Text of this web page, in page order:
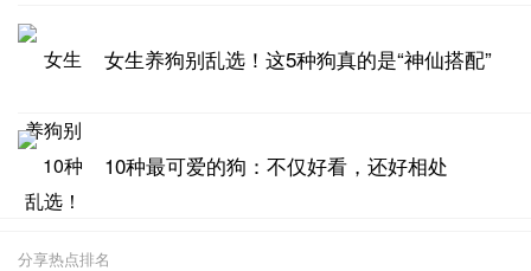
女生养狗别乱选！这5种狗真的是“神仙搭配”
10种最可爱的狗：不仅好看，还好相处
分享热点排名